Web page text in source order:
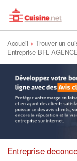
Accueil > Trouver un
Entreprise BFL
Entreprise